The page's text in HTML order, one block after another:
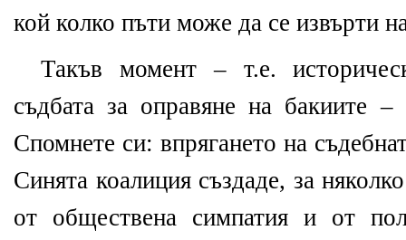
кой колко пъти може да се извърти
Такъв момент – т.е.
съдбата за оправяне на бакиите
Спомнете си: впрягането на
Синята коалиция създаде, за
от обществена симпатия и от